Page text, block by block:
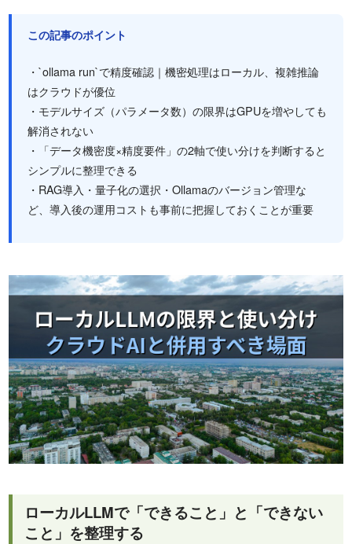
この記事のポイント
・`ollama run`で精度確認｜機密処理はローカル、複雑推論
はクラウドが優位
・モデルサイズ（パラメータ数）の限界はGPUを増やしても
解消されない
・「データ機密度×精度要件」の2軸で使い分けを判断すると
シンプルに整理できる
・RAG導入・量子化の選択・Ollamaのバージョン管理な
ど、導入後の運用コストも事前に把握しておくことが重要
ローカルLLMで「できること」と「できない
こと」を整理する